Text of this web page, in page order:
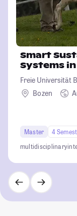
Smart
Systems
Freie Universität
Bozen
Master
4
multidisciplinary